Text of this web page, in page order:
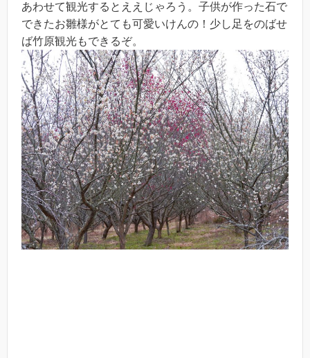
あわせて観光するとええじゃろう。子供が作った石で
できたお雛様がとても可愛いけんの！少し足をのばせ
ば竹原観光もできるぞ。